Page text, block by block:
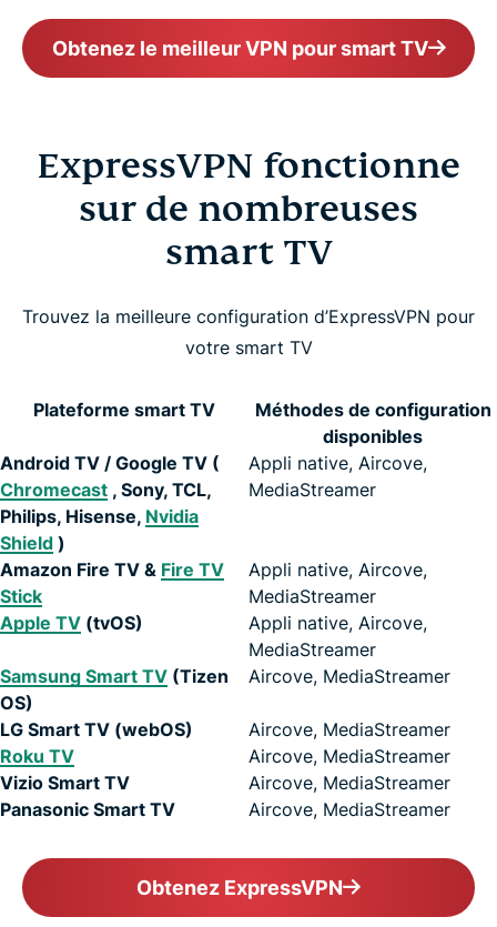
Obtenez le meilleur VPN pour smart TV
ExpressVPN fonctionne
sur de nombreuses
smart TV
Trouvez la meilleure configuration d’ExpressVPN pour
votre smart TV
Plateforme smart TV
Méthodes de configuration
disponibles
Android TV / Google TV (
Chromecast , Sony, TCL,
Philips, Hisense, Nvidia
Shield )
Appli native, Aircove,
MediaStreamer
Amazon Fire TV & Fire TV
Stick
Appli native, Aircove,
MediaStreamer
Apple TV (tvOS)
Appli native, Aircove,
MediaStreamer
Samsung Smart TV (Tizen
OS)
Aircove, MediaStreamer
LG Smart TV (webOS)
Aircove, MediaStreamer
Roku TV
Aircove, MediaStreamer
Vizio Smart TV
Aircove, MediaStreamer
Panasonic Smart TV
Aircove, MediaStreamer
Obtenez ExpressVPN